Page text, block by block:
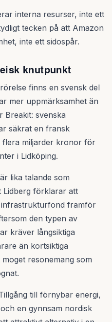
interna resurser, inte ett
tecken på att Amazon
inte ett sidospår.
knutpunkt
finns en svensk del
mer uppmärksamhet än
Breakit: svenska
säkrat en fransk
miljarder kronor för
i Lidköping.
lika talande som
Lidberg förklarar att
infrastrukturfond framför
den typen av
kräver långsiktiga
än kortsiktiga
resonemang som
till förnybar energi,
en gynnsam nordisk